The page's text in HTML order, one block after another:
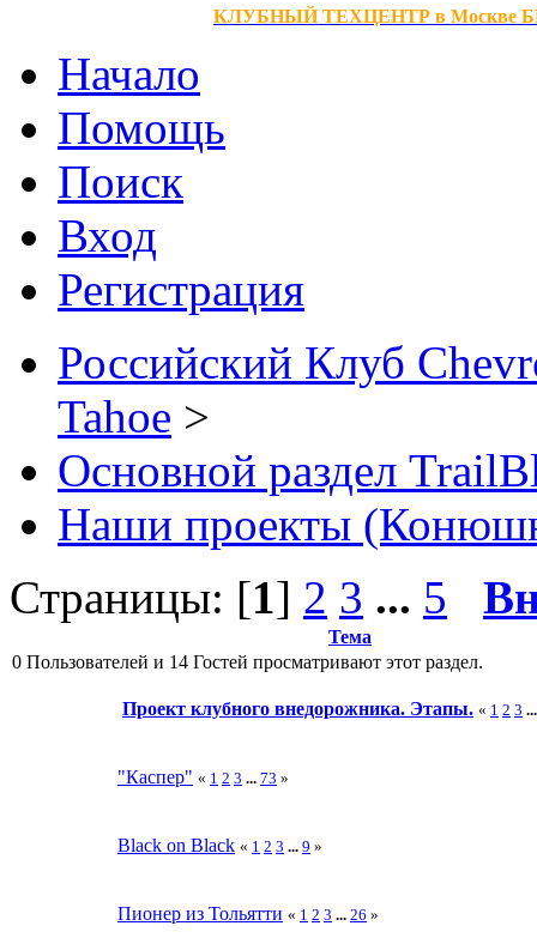
КЛУБНЫЙ ТЕХЦЕНТР в Москве
Начало
Помощь
Поиск
Вход
Регистрация
Российский Клуб
Tahoe >
Основной раздел
Наши проекты
Страницы: [1] 2 3 ... 5
Тема
0 Пользователей и 14 Гостей просматривают этот раздел.
Проект клубного внедорожника. Этапы. « 1 2 3
"Каспер" « 1 2 3 ... 73 »
Black on Black « 1 2 3 ... 9 »
Пионер из Тольятти « 1 2 3 ... 26 »